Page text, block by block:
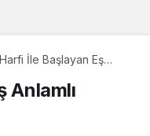
İle Başlayan Eş
Anlamlı